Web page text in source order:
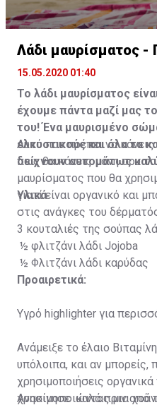
Λάδι μαυρίσματος -
15.05.2020 01:40
Το λάδι μαυρίσματος
έχουμε πάντα μαζί μας το
του! Ένα μαυρισμένο
ελκυστικούς και όλα τα
δείχνουν αυτομάτως
Αυτό που πρέπει να
πως θα κάνεις μόνη σου
μαυρίσματος που θα
γιατί είναι οργανικό και
στις ανάγκες του
Υλικά
3 κουταλιές της σούπας
½ φλιτζάνι λάδι Jojoba
½ Φλιτζάνι λάδι καρύδας
Προαιρετικά:
Yγρό highlighter για
Ανάμειξε το έλαιο
υπόλοιπα, και αν μπορείς,
χρησιμοποιήσεις
χρησιμοποιώντας μια
Ανακίνησε καλά πριν από